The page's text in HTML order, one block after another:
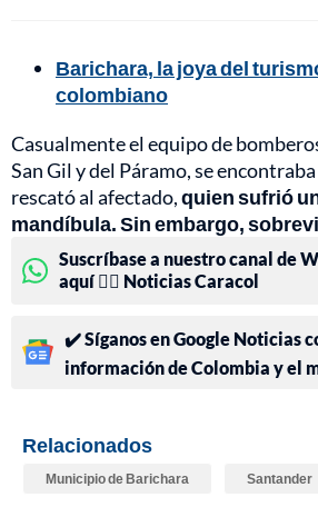
Barichara, la joya del
colombiano
Casualmente el equipo de
San Gil y del Páramo, se
rescató al afectado,quien sufrió
mandíbula. Sin embargo,
Suscríbase a nuestro canal de
aquí 👉🏻 Noticias Caracol
✔️ Síganos en Google Noticias
información de Colombia y el
Relacionados
Municipio de Barichara Santander